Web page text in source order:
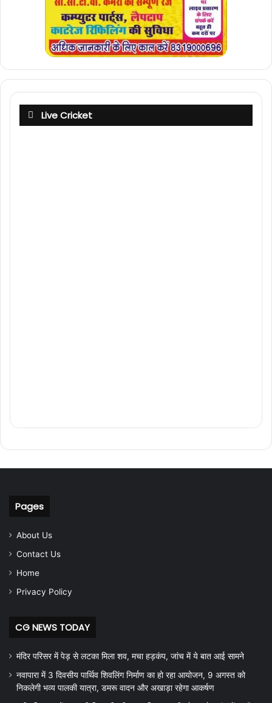
Live Cricket
Pages
About Us
Contact Us
Home
Privacy Policy
CG NEWS TODAY
मंदिर परिसर में पेड़ से लटका मिला शव, मचा हड़कंप, जांच में ये बात आई सामने
नवापारा में 3 दिवसीय पार्थिव शिवलिंग निर्माण का हो रहा आयोजन, 9 अगस्त को
निकलेगी भव्य पालकी यात्रा, डमरू वादन और अखाड़ा रहेगा आकर्षण